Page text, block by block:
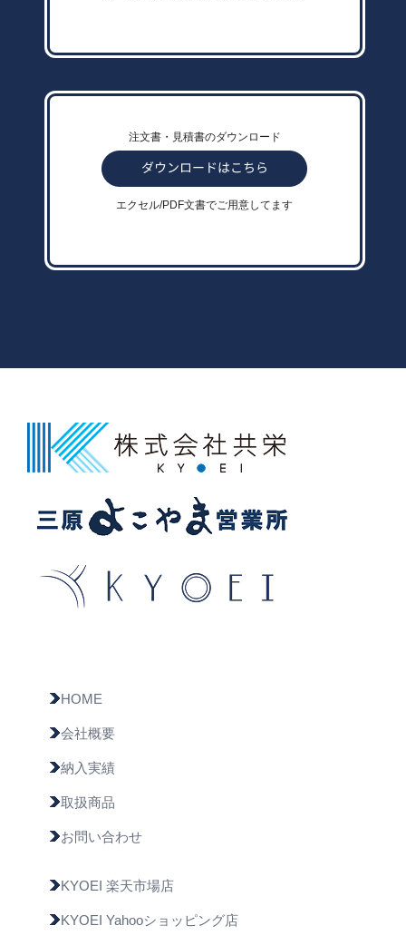
注文書・見積書のダウンロード
エクセル/PDF文書でご用意してます
HOME
会社概要
納入実績
取扱商品
お問い合わせ
KYOEI 楽天市場店
KYOEI Yahooショッピング店